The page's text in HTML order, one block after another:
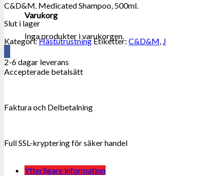
Varukorg
Inga produkter i varukorgen.
C&D&M. Medicated Shampoo, 500ml.
Slut i lager
Kategori:HästutrustningEtiketter: C&D&M, J
2-6 dagar leverans
Accepterade betalsätt
Faktura och Delbetalning
Full SSL-kryptering för säker handel
Ytterligare information